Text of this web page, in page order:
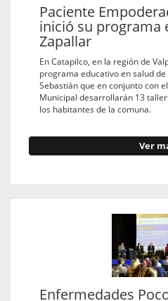
Paciente
inició su programa
Zapallar
En Catapilco, en la región de
programa educativo en salud
Sebastián que en conjunto con
Municipal desarrollarán 13
los habitantes de la comuna.
Ver
Enfermedades